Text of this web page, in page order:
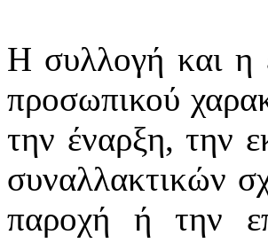
Η συλλογή και η
προσωπικού
την έναρξη, την
συναλλακτικών
παροχή ή την